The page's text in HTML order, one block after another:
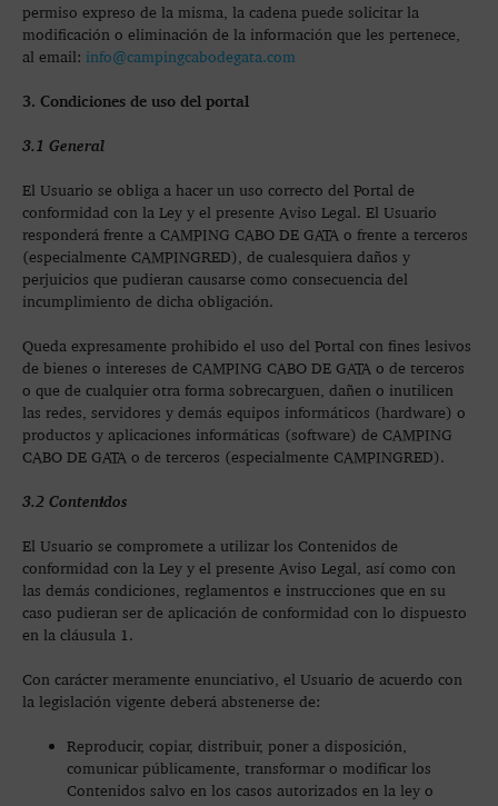
permiso expreso de la misma, la cadena puede solicitar la
modificación o eliminación de la información que les pertenece,
al email: info@campingcabodegata.com
3. Condiciones de uso del portal
3.1 General
El Usuario se obliga a hacer un uso correcto del Portal de
conformidad con la Ley y el presente Aviso Legal. El Usuario
responderá frente a CAMPING CABO DE GATA o frente a terceros
(especialmente CAMPINGRED), de cualesquiera daños y
perjuicios que pudieran causarse como consecuencia del
incumplimiento de dicha obligación.
Queda expresamente prohibido el uso del Portal con fines lesivos
de bienes o intereses de CAMPING CABO DE GATA o de terceros
o que de cualquier otra forma sobrecarguen, dañen o inutilicen
las redes, servidores y demás equipos informáticos (hardware) o
productos y aplicaciones informáticas (software) de CAMPING
CABO DE GATA o de terceros (especialmente CAMPINGRED).
3.2 Contenidos
El Usuario se compromete a utilizar los Contenidos de
conformidad con la Ley y el presente Aviso Legal, así como con
las demás condiciones, reglamentos e instrucciones que en su
caso pudieran ser de aplicación de conformidad con lo dispuesto
en la cláusula 1.
Con carácter meramente enunciativo, el Usuario de acuerdo con
la legislación vigente deberá abstenerse de:
Reproducir, copiar, distribuir, poner a disposición,
comunicar públicamente, transformar o modificar los
Contenidos salvo en los casos autorizados en la ley o